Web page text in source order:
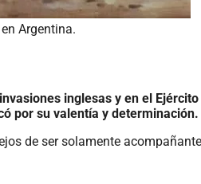
Argentina.
inglesas y en el
por su valentía y determinación.
de ser solamente